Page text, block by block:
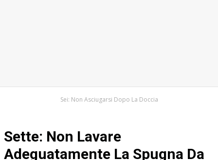
Sei: Non Asciugarsi Dopo La Doccia
Sette: Non Lavare
Adeguatamente La Spugna Da